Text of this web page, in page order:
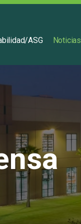
ASG Noticias